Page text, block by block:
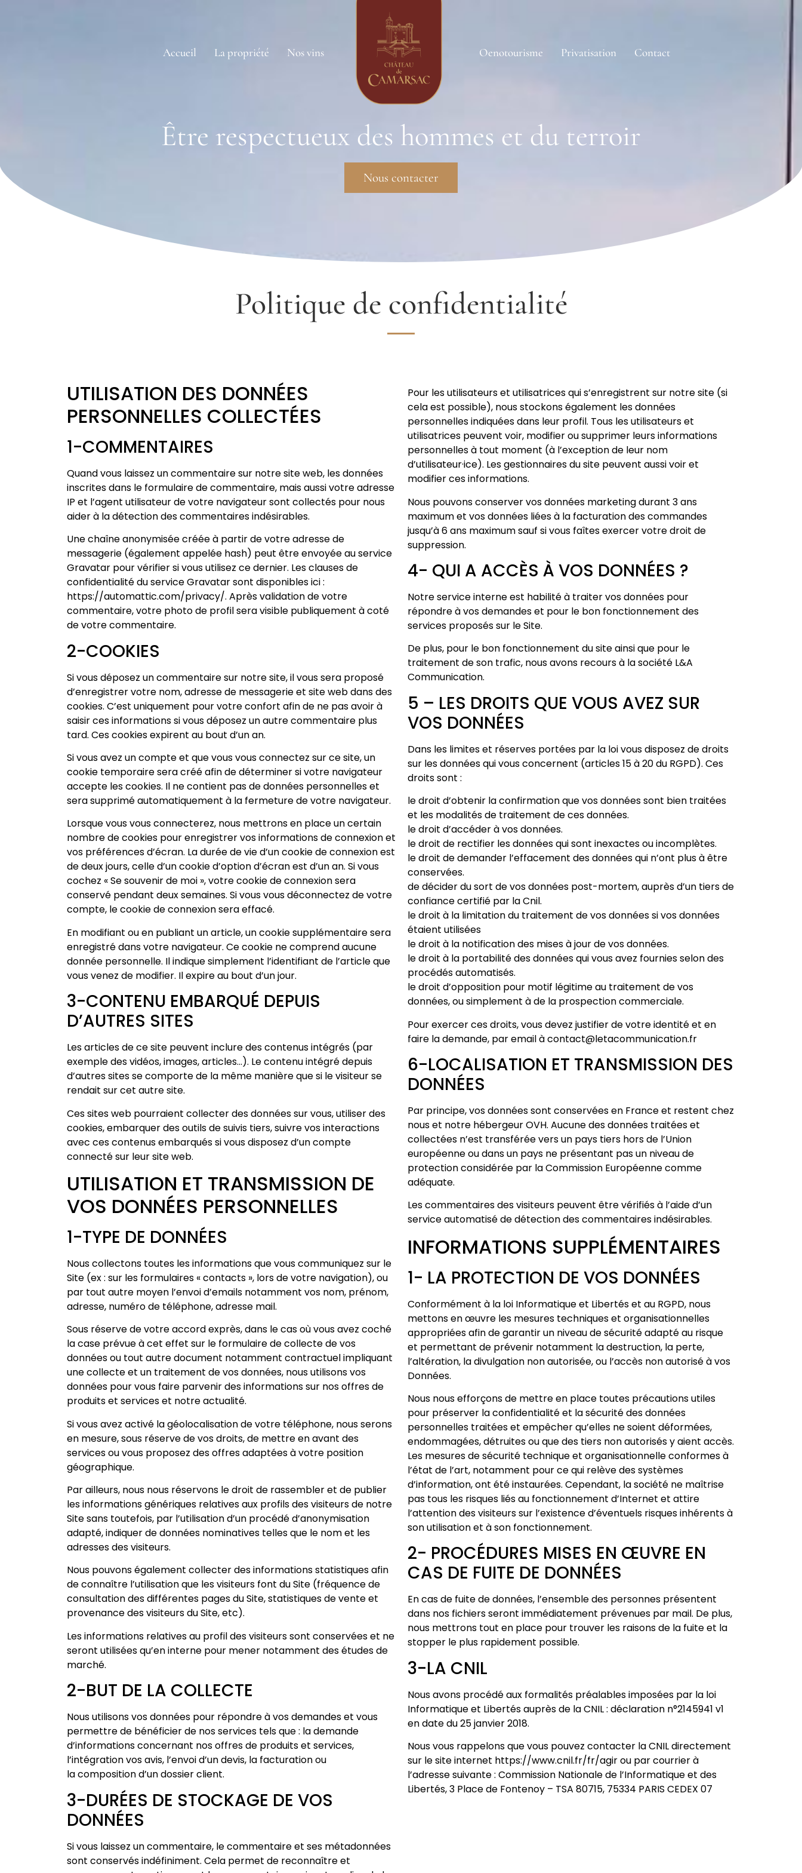
Accueil La propriété Nos vins Oenotourisme Privatisation Contact
Être respectueux des hommes et du terroir
Nous contacter
Politique de confidentialité
UTILISATION DES DONNÉES
PERSONNELLES COLLECTÉES
1-COMMENTAIRES
Quand vous laissez un commentaire sur notre site web, les données
inscrites dans le formulaire de commentaire, mais aussi votre adresse
IP et l’agent utilisateur de votre navigateur sont collectés pour nous
aider à la détection des commentaires indésirables.
Une chaîne anonymisée créée à partir de votre adresse de
messagerie (également appelée hash) peut être envoyée au service
Gravatar pour vérifier si vous utilisez ce dernier. Les clauses de
confidentialité du service Gravatar sont disponibles ici :
https://automattic.com/privacy/. Après validation de votre
commentaire, votre photo de profil sera visible publiquement à coté
de votre commentaire.
2-COOKIES
Si vous déposez un commentaire sur notre site, il vous sera proposé
d’enregistrer votre nom, adresse de messagerie et site web dans des
cookies. C’est uniquement pour votre confort afin de ne pas avoir à
saisir ces informations si vous déposez un autre commentaire plus
tard. Ces cookies expirent au bout d’un an.
Si vous avez un compte et que vous vous connectez sur ce site, un
cookie temporaire sera créé afin de déterminer si votre navigateur
accepte les cookies. Il ne contient pas de données personnelles et
sera supprimé automatiquement à la fermeture de votre navigateur.
Lorsque vous vous connecterez, nous mettrons en place un certain
nombre de cookies pour enregistrer vos informations de connexion et
vos préférences d’écran. La durée de vie d’un cookie de connexion est
de deux jours, celle d’un cookie d’option d’écran est d’un an. Si vous
cochez « Se souvenir de moi », votre cookie de connexion sera
conservé pendant deux semaines. Si vous vous déconnectez de votre
compte, le cookie de connexion sera effacé.
En modifiant ou en publiant un article, un cookie supplémentaire sera
enregistré dans votre navigateur. Ce cookie ne comprend aucune
donnée personnelle. Il indique simplement l’identifiant de l’article que
vous venez de modifier. Il expire au bout d’un jour.
3-CONTENU EMBARQUÉ DEPUIS
D’AUTRES SITES
Les articles de ce site peuvent inclure des contenus intégrés (par
exemple des vidéos, images, articles…). Le contenu intégré depuis
d’autres sites se comporte de la même manière que si le visiteur se
rendait sur cet autre site.
Ces sites web pourraient collecter des données sur vous, utiliser des
cookies, embarquer des outils de suivis tiers, suivre vos interactions
avec ces contenus embarqués si vous disposez d’un compte
connecté sur leur site web.
UTILISATION ET TRANSMISSION DE
VOS DONNÉES PERSONNELLES
1-TYPE DE DONNÉES
Nous collectons toutes les informations que vous communiquez sur le
Site (ex : sur les formulaires « contacts », lors de votre navigation), ou
par tout autre moyen l’envoi d’emails notamment vos nom, prénom,
adresse, numéro de téléphone, adresse mail.
Sous réserve de votre accord exprès, dans le cas où vous avez coché
la case prévue à cet effet sur le formulaire de collecte de vos
données ou tout autre document notamment contractuel impliquant
une collecte et un traitement de vos données, nous utilisons vos
données pour vous faire parvenir des informations sur nos offres de
produits et services et notre actualité.
Si vous avez activé la géolocalisation de votre téléphone, nous serons
en mesure, sous réserve de vos droits, de mettre en avant des
services ou vous proposez des offres adaptées à votre position
géographique.
Par ailleurs, nous nous réservons le droit de rassembler et de publier
les informations génériques relatives aux profils des visiteurs de notre
Site sans toutefois, par l’utilisation d’un procédé d’anonymisation
adapté, indiquer de données nominatives telles que le nom et les
adresses des visiteurs.
Nous pouvons également collecter des informations statistiques afin
de connaître l’utilisation que les visiteurs font du Site (fréquence de
consultation des différentes pages du Site, statistiques de vente et
provenance des visiteurs du Site, etc).
Les informations relatives au profil des visiteurs sont conservées et ne
seront utilisées qu’en interne pour mener notamment des études de
marché.
2-BUT DE LA COLLECTE
Nous utilisons vos données pour répondre à vos demandes et vous
permettre de bénéficier de nos services tels que : la demande
d’informations concernant nos offres de produits et services,
l’intégration vos avis, l’envoi d’un devis, la facturation ou
la composition d’un dossier client.
3-DURÉES DE STOCKAGE DE VOS
DONNÉES
Si vous laissez un commentaire, le commentaire et ses métadonnées
sont conservés indéfiniment. Cela permet de reconnaître et
Pour les utilisateurs et utilisatrices qui s’enregistrent sur notre site (si
cela est possible), nous stockons également les données
personnelles indiquées dans leur profil. Tous les utilisateurs et
utilisatrices peuvent voir, modifier ou supprimer leurs informations
personnelles à tout moment (à l’exception de leur nom
d’utilisateur·ice). Les gestionnaires du site peuvent aussi voir et
modifier ces informations.
Nous pouvons conserver vos données marketing durant 3 ans
maximum et vos données liées à la facturation des commandes
jusqu’à 6 ans maximum sauf si vous faîtes exercer votre droit de
suppression.
4- QUI A ACCÈS À VOS DONNÉES ?
Notre service interne est habilité à traiter vos données pour
répondre à vos demandes et pour le bon fonctionnement des
services proposés sur le Site.
De plus, pour le bon fonctionnement du site ainsi que pour le
traitement de son trafic, nous avons recours à la société L&A
Communication.
5 – LES DROITS QUE VOUS AVEZ SUR
VOS DONNÉES
Dans les limites et réserves portées par la loi vous disposez de droits
sur les données qui vous concernent (articles 15 à 20 du RGPD). Ces
droits sont :
le droit d’obtenir la confirmation que vos données sont bien traitées
et les modalités de traitement de ces données.
le droit d’accéder à vos données.
le droit de rectifier les données qui sont inexactes ou incomplètes.
le droit de demander l’effacement des données qui n’ont plus à être
conservées.
de décider du sort de vos données post-mortem, auprès d’un tiers de
confiance certifié par la Cnil.
le droit à la limitation du traitement de vos données si vos données
étaient utilisées
le droit à la notification des mises à jour de vos données.
le droit à la portabilité des données qui vous avez fournies selon des
procédés automatisés.
le droit d’opposition pour motif légitime au traitement de vos
données, ou simplement à de la prospection commerciale.
Pour exercer ces droits, vous devez justifier de votre identité et en
faire la demande, par email à contact@letacommunication.fr
6-LOCALISATION ET TRANSMISSION DES
DONNÉES
Par principe, vos données sont conservées en France et restent chez
nous et notre hébergeur OVH. Aucune des données traitées et
collectées n’est transférée vers un pays tiers hors de l’Union
européenne ou dans un pays ne présentant pas un niveau de
protection considérée par la Commission Européenne comme
adéquate.
Les commentaires des visiteurs peuvent être vérifiés à l’aide d’un
service automatisé de détection des commentaires indésirables.
INFORMATIONS SUPPLÉMENTAIRES
1- LA PROTECTION DE VOS DONNÉES
Conformément à la loi Informatique et Libertés et au RGPD, nous
mettons en œuvre les mesures techniques et organisationnelles
appropriées afin de garantir un niveau de sécurité adapté au risque
et permettant de prévenir notamment la destruction, la perte,
l’altération, la divulgation non autorisée, ou l’accès non autorisé à vos
Données.
Nous nous efforçons de mettre en place toutes précautions utiles
pour préserver la confidentialité et la sécurité des données
personnelles traitées et empêcher qu’elles ne soient déformées,
endommagées, détruites ou que des tiers non autorisés y aient accès.
Les mesures de sécurité technique et organisationnelle conformes à
l’état de l’art, notamment pour ce qui relève des systèmes
d’information, ont été instaurées. Cependant, la société ne maîtrise
pas tous les risques liés au fonctionnement d’Internet et attire
l’attention des visiteurs sur l’existence d’éventuels risques inhérents à
son utilisation et à son fonctionnement.
2- PROCÉDURES MISES EN ŒUVRE EN
CAS DE FUITE DE DONNÉES
En cas de fuite de données, l’ensemble des personnes présentent
dans nos fichiers seront immédiatement prévenues par mail. De plus,
nous mettrons tout en place pour trouver les raisons de la fuite et la
stopper le plus rapidement possible.
3-LA CNIL
Nous avons procédé aux formalités préalables imposées par la loi
Informatique et Libertés auprès de la CNIL : déclaration n°2145941 v1
en date du 25 janvier 2018.
Nous vous rappelons que vous pouvez contacter la CNIL directement
sur le site internet https://www.cnil.fr/fr/agir ou par courrier à
l’adresse suivante : Commission Nationale de l’Informatique et des
Libertés, 3 Place de Fontenoy – TSA 80715, 75334 PARIS CEDEX 07